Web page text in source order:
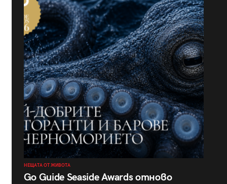
НЕЩАТА ОТ ЖИВОТА
Go Guide Seaside Awards отново